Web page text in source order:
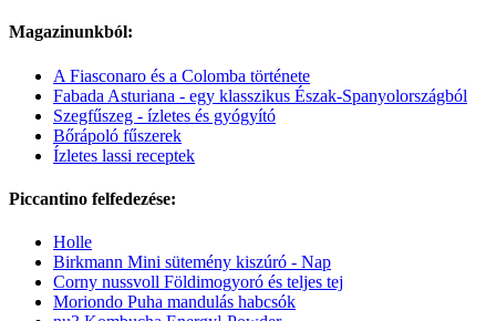
Magazinunkból:
A Fiasconaro és a Colomba története
Fabada Asturiana - egy klasszikus Észak-Spanyolországból
Szegfűszeg - ízletes és gyógyító
Bőrápoló fűszerek
Ízletes lassi receptek
Piccantino felfedezése:
Holle
Birkmann Mini sütemény kiszúró - Nap
Corny nussvoll Földimogyoró és teljes tej
Moriondo Puha mandulás habcsók